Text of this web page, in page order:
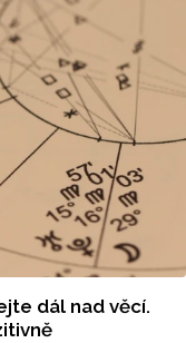
dál nad věcí.